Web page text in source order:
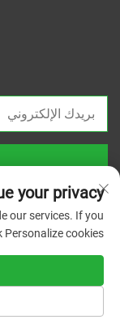
your privacy
our services. If you
cookies.